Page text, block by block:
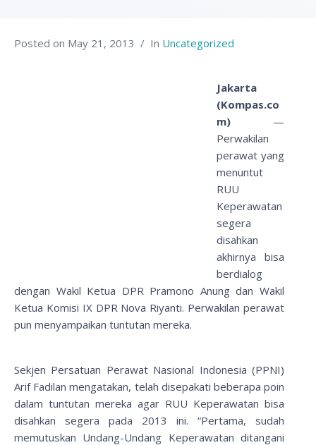
Posted on May 21, 2013 In Uncategorized
Jakarta
(Kompas.co
m) —
Perwakilan
perawat yang
menuntut
RUU
Keperawatan
segera
disahkan
akhirnya bisa
berdialog
dengan Wakil Ketua DPR Pramono Anung dan Wakil
Ketua Komisi IX DPR Nova Riyanti. Perwakilan perawat
pun menyampaikan tuntutan mereka.
Sekjen Persatuan Perawat Nasional Indonesia (PPNI)
Arif Fadilan mengatakan, telah disepakati beberapa poin
dalam tuntutan mereka agar RUU Keperawatan bisa
disahkan segera pada 2013 ini. “Pertama, sudah
memutuskan Undang-Undang Keperawatan ditangani